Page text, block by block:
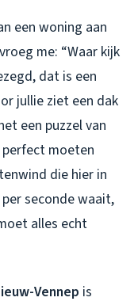
een woning aan
me: “Waar kijk
dat is een
jullie ziet een dak
een puzzel van
moeten
die hier in
seconde waait,
alles echt
Vennep is